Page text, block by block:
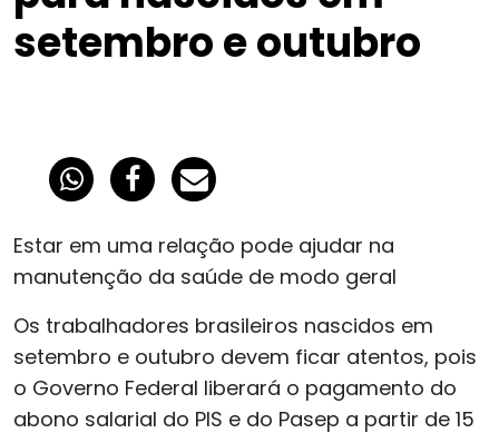
setembro e outubro
Estar em uma relação pode ajudar na
manutenção da saúde de modo geral
Os trabalhadores brasileiros nascidos em
setembro e outubro devem ficar atentos, pois
o Governo Federal liberará o pagamento do
abono salarial do PIS e do Pasep a partir de 15